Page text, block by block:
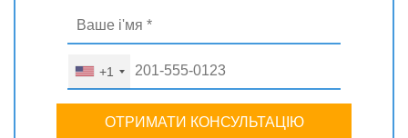
+1
ОТРИМАТИ КОНСУЛЬТАЦІЮ